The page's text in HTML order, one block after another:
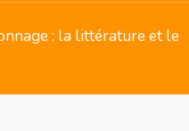
: la littérature et le